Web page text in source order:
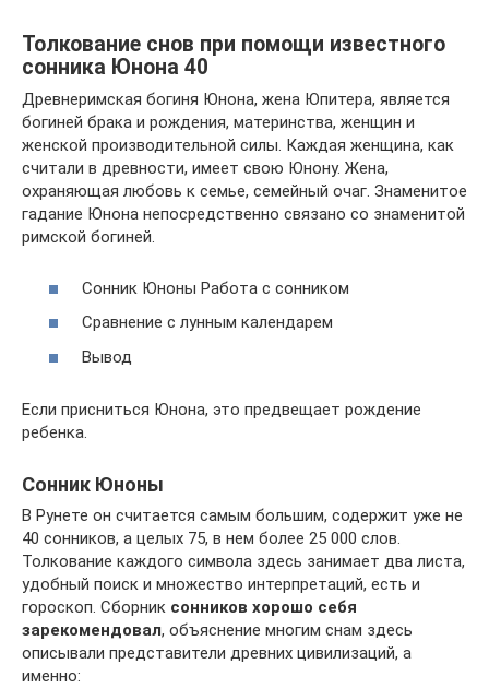
Толкование снов при помощи известного
сонника Юнона 40
Древнеримская богиня Юнона, жена Юпитера, является
богиней брака и рождения, материнства, женщин и
женской производительной силы. Каждая женщина, как
считали в древности, имеет свою Юнону. Жена,
охраняющая любовь к семье, семейный очаг. Знаменитое
гадание Юнона непосредственно связано со знаменитой
римской богиней.
Сонник Юноны Работа с сонником
Сравнение с лунным календарем
Вывод
Если присниться Юнона, это предвещает рождение
ребенка.
Сонник Юноны
В Рунете он считается самым большим, содержит уже не
40 сонников, а целых 75, в нем более 25 000 слов.
Толкование каждого символа здесь занимает два листа,
удобный поиск и множество интерпретаций, есть и
гороскоп. Сборник сонников хорошо себя
зарекомендовал, объяснение многим снам здесь
описывали представители древних цивилизаций, а
именно: